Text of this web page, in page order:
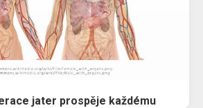
jater prospěje každému